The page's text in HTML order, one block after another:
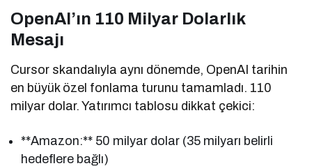
OpenAI’ın 110 Milyar Dolarlık
Mesajı
Cursor skandalıyla aynı dönemde, OpenAI tarihin
en büyük özel fonlama turunu tamamladı. 110
milyar dolar. Yatırımcı tablosu dikkat çekici:
**Amazon:** 50 milyar dolar (35 milyarı belirli
hedeflere bağlı)